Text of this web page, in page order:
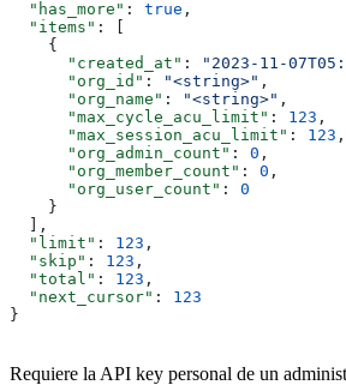
  "has_more"
: true ,
  "items"
: [
    {
      "created_at"
: "2023-11-
      "org_id"
: "<string>" ,
      "org_name"
: "<string>" ,
      "max_cycle_acu_limit"
: 123 ,
      "max_session_acu_limit"
: 123 ,
      "org_admin_count"
: 0 ,
      "org_member_count"
: 0 ,
      "org_user_count"
: 0
    }
  ],
  "limit"
: 123 ,
  "skip"
: 123 ,
  "total"
: 123 ,
  "next_cursor"
: 123
}
Requiere la API key personal de un